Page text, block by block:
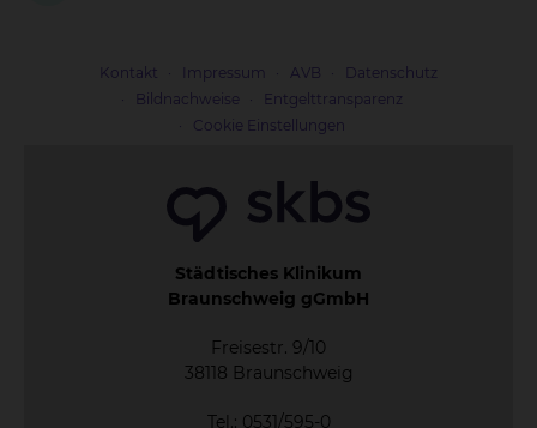
Kontakt Impressum AVB
Datenschutz
Bildnachweise
Entgelttransparenz
Cookie Einstellungen
Städtisches Klinikum
Braunschweig gGmbH
Freisestr. 9/10
38118 Braunschweig
Tel.: 0531/595-0